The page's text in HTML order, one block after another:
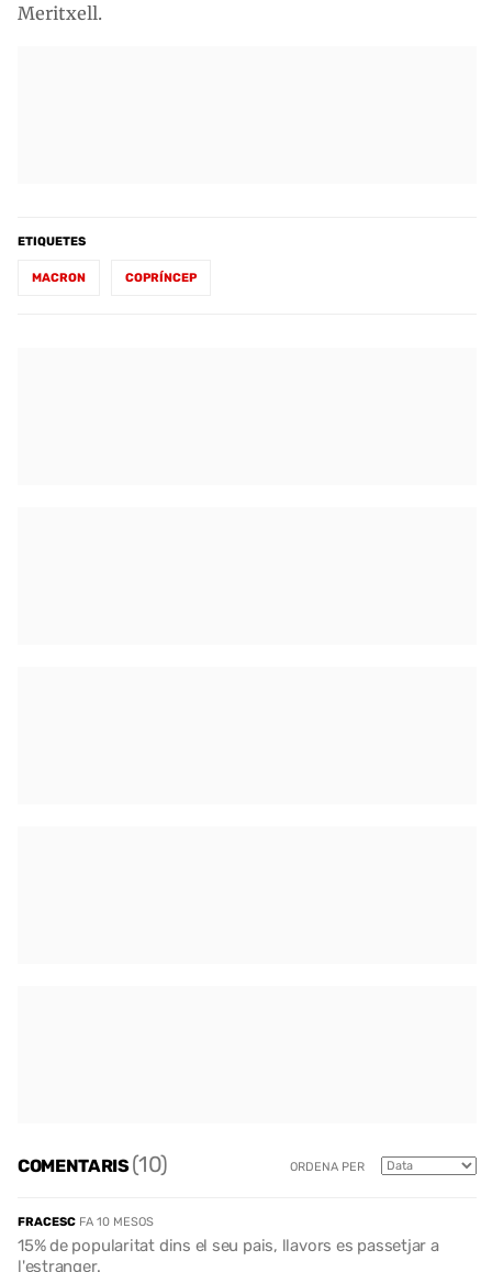
Meritxell.
ETIQUETES
MACRON COPRÍNCEP
COMENTARIS(10) ORDENA PER
FRACESC FA 10 MESOS
15% de popularitat dins el seu pais, llavors es passetjar a
l'estranger.